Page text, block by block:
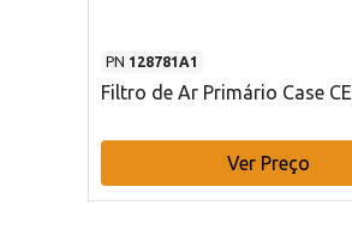
PN 128781A1
Filtro de Ar Primário Case CE
Ver Preço